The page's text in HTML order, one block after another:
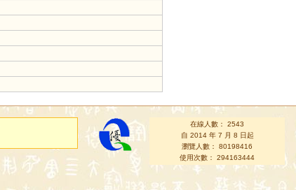
在線人數： 2543
自 2014 年 7 月 8 日起
瀏覽人數： 80198416
使用次數： 294163444